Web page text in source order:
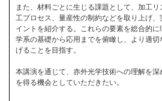
また、材料ごとに生じる課題として、加工
工プロセス、量産性の制約などを取り上げ
イントを紹介する。これらの要素を総合的
学系の基礎から応用までを俯瞰し、より適
げることを目指す。
本講演を通じて、赤外光学技術への理解を
を得る機会としていただきたい。